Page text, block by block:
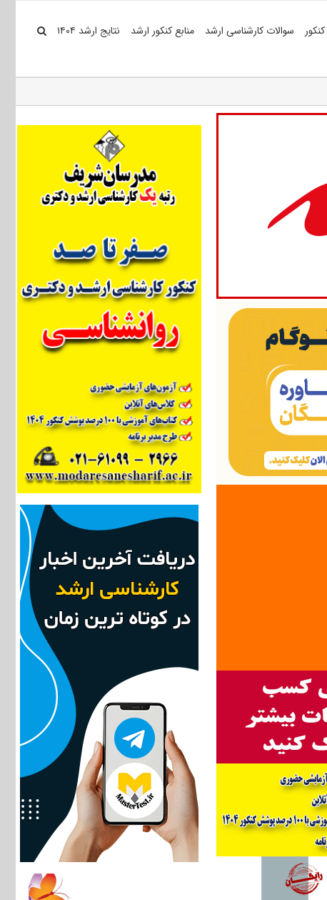
سوالات کارشناسی ارشد منابع کنکور ارشد نتایج ارشد ۱۴۰۴